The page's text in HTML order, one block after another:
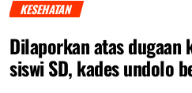
KESEHATAN
Dilaporkan atas dugaan
siswi SD, kades undolo